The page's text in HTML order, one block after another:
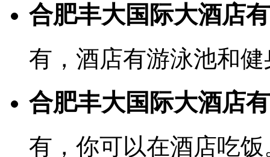
合肥丰大国际大酒店
有，酒店有游泳池和
合肥丰大国际大酒店
有，你可以在酒店吃饭